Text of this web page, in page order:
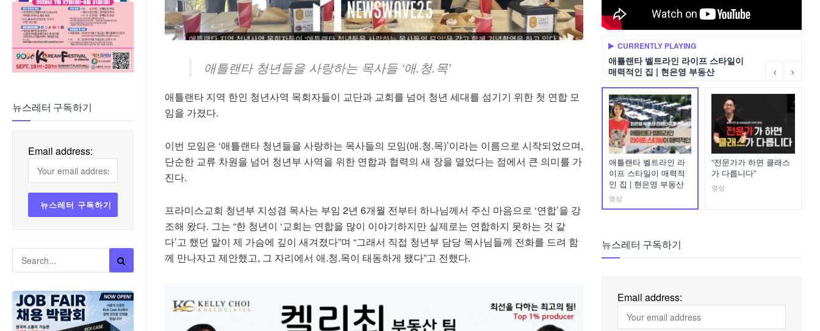
뉴스레터 구독하기
Email address:
애틀랜타 청년들을 사랑하는 목사들 ‘애.청.목’
애틀랜타 지역 한인 청년사역 목회자들이 교단과 교회를 넘어 청년 세대를 섬기기 위한 첫 연합 모
임을 가졌다.
이번 모임은 ‘애틀랜타 청년들을 사랑하는 목사들의 모임(애.청.목)’이라는 이름으로 시작되었으며,
단순한 교류 차원을 넘어 청년부 사역을 위한 연합과 협력의 새 장을 열었다는 점에서 큰 의미를 가
진다.
프라미스교회 청년부 지성겸 목사는 부임 2년 6개월 전부터 하나님께서 주신 마음으로 ‘연합’을 강
조해 왔다. 그는 “한 청년이 ‘교회는 연합을 많이 이야기하지만 실제로는 연합하지 못하는 것 같
다’고 했던 말이 제 가슴에 깊이 새겨졌다”며 “그래서 직접 청년부 담당 목사님들께 전화를 드려 함
께 만나자고 제안했고, 그 자리에서 애.청.목이 태동하게 됐다”고 전했다.
CURRENTLY PLAYING
애틀랜타 벨트라인 라이프 스타일이
매력적인 집 | 현은영 부동산
애틀랜타 벨트라인 라
이프 스타일이 매력적
인 집 | 현은영 부동산
영상
“전문가가 하면 클래스
가 다릅니다”
영상
뉴스레터 구독하기
Email address: